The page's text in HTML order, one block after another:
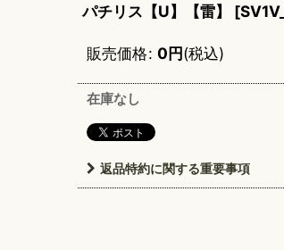
パチリス【U】【雷】 [
販売価格: 0円(税込)
在庫なし
返品特約に関する重要事項